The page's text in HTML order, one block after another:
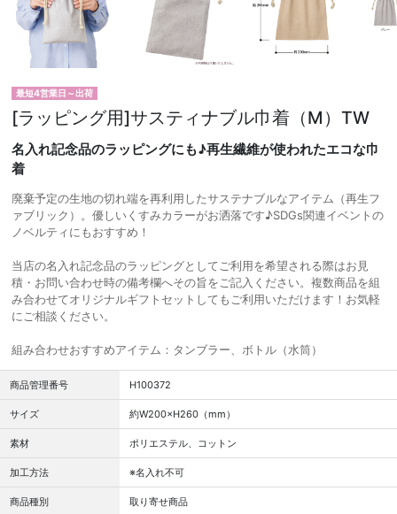
最短4営業日～出荷
[ラッピング用]サスティナブル巾着（M）TW
名入れ記念品のラッピングにも♪再生繊維が使われたエコな巾
着
廃棄予定の生地の切れ端を再利用したサステナブルなアイテム（再生フ
ァブリック）。優しいくすみカラーがお洒落です♪SDGs関連イベントの
ノベルティにもおすすめ！
当店の名入れ記念品のラッピングとしてご利用を希望される際はお見
積・お問い合わせ時の備考欄へその旨をご記入ください。複数商品を組
み合わせてオリジナルギフトセットしてもご利用いただけます！お気軽
にご相談ください。
組み合わせおすすめアイテム：タンブラー、ボトル（水筒）
商品管理番号 H100372
サイズ 約W200×H260（mm）
素材 ポリエステル、コットン
加工方法 ※名入れ不可
商品種別 取り寄せ商品